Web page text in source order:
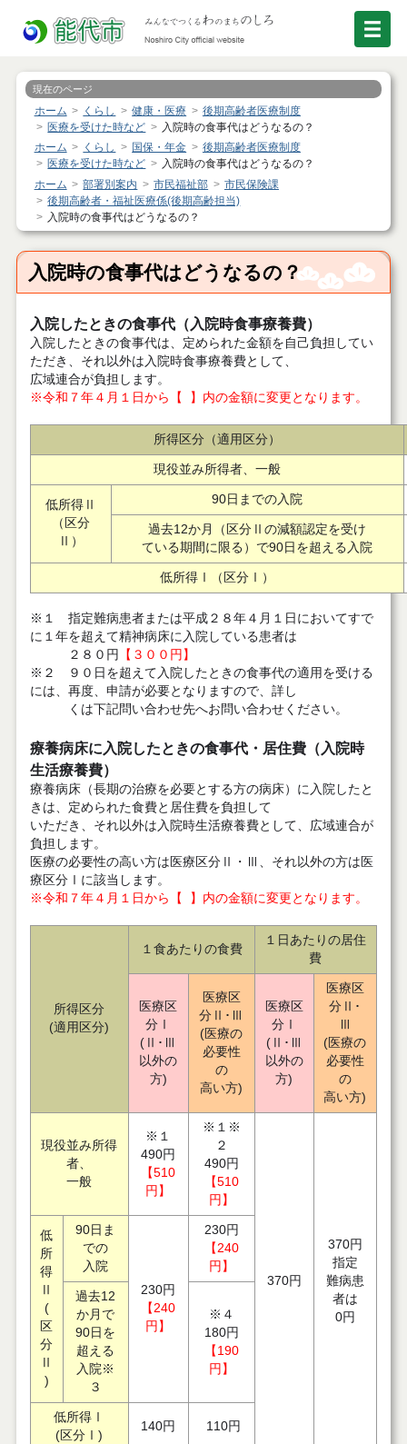
現在のページ
ホーム くらし 健康・医療
後期高齢者医療制度
医療を受けた時など
入院時の食事代はどうなるの？
ホーム
くらし 国保・年金
後期高齢者医療制度
医療を受けた時など
入院時の食事代はどうなるの？
ホーム
部署別案内 市民福祉部
市民保険課
後期高齢者・福祉医療係(後期高齢担当)
入院時の食事代はどうなるの？
入院時の食事代はどうなるの？
入院したときの食事代（入院時食事療養費）
入院したときの食事代は、定められた金額を自己負担してい
ただき、それ以外は入院時食事療養費として、
広域連合が負担します。
※令和７年４月１日から【 】内の金額に変更となります。
所得区分（適用区分）
現役並み所得者、一般
低所得Ⅱ
（区分
Ⅱ）
90日までの入院
過去12か月（区分Ⅱの減額認定を受け
ている期間に限る）で90日を超える入院
低所得Ⅰ（区分Ⅰ）
※１ 指定難病患者または平成２８年４月１日においてすで
に１年を超えて精神病床に入院している患者は
２８０円
【３００円】
※２ ９０日を超えて入院したときの食事代の適用を受ける
には、再度、申請が必要となりますので、詳し
くは下記問い合わせ先へお問い合わせください。
療養病床に入院したときの食事代・居住費（入院時
生活療養費）
療養病床（長期の治療を必要とする方の病床）に入院したと
きは、定められた食費と居住費を負担して
いただき、それ以外は入院時生活療養費として、広域連合が
負担します。
医療の必要性の高い方は医療区分Ⅱ・Ⅲ、それ以外の方は医
療区分Ⅰに該当します。
※令和７年４月１日から【 】内の金額に変更となります。
所得区分
(適用区分)
１食あたりの食費
１日あたりの居住
費
医療区
分Ⅰ
(Ⅱ･Ⅲ
以外の
方)
医療区
分Ⅱ･Ⅲ
(医療の
必要性
の
高い方)
医療区
分Ⅰ
(Ⅱ･Ⅲ
以外の
方)
医療区
分Ⅱ･
(医療の
必要性
の
高い方)
現役並み所得
者、
一般
※１
490円
【510
円】
※１※
２
490円
【510
円】
370円
370円
指定
難病患
者は
0円
低
所
得
(
区
分
)
90日ま
での
入院
230円
【240
円】
230円
【240
円】
過去12
か月で
90日を
超える
入院※
３
※４
180円
【190
円】
低所得Ⅰ
(区分Ⅰ)
140円 110円